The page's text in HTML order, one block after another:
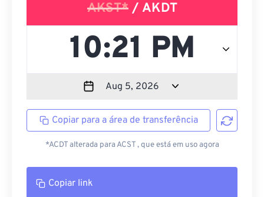
AKST*/ AKDT
Copiar para a área de transferência
*ACDT alterada para ACST , que está em uso agora
Copiar link